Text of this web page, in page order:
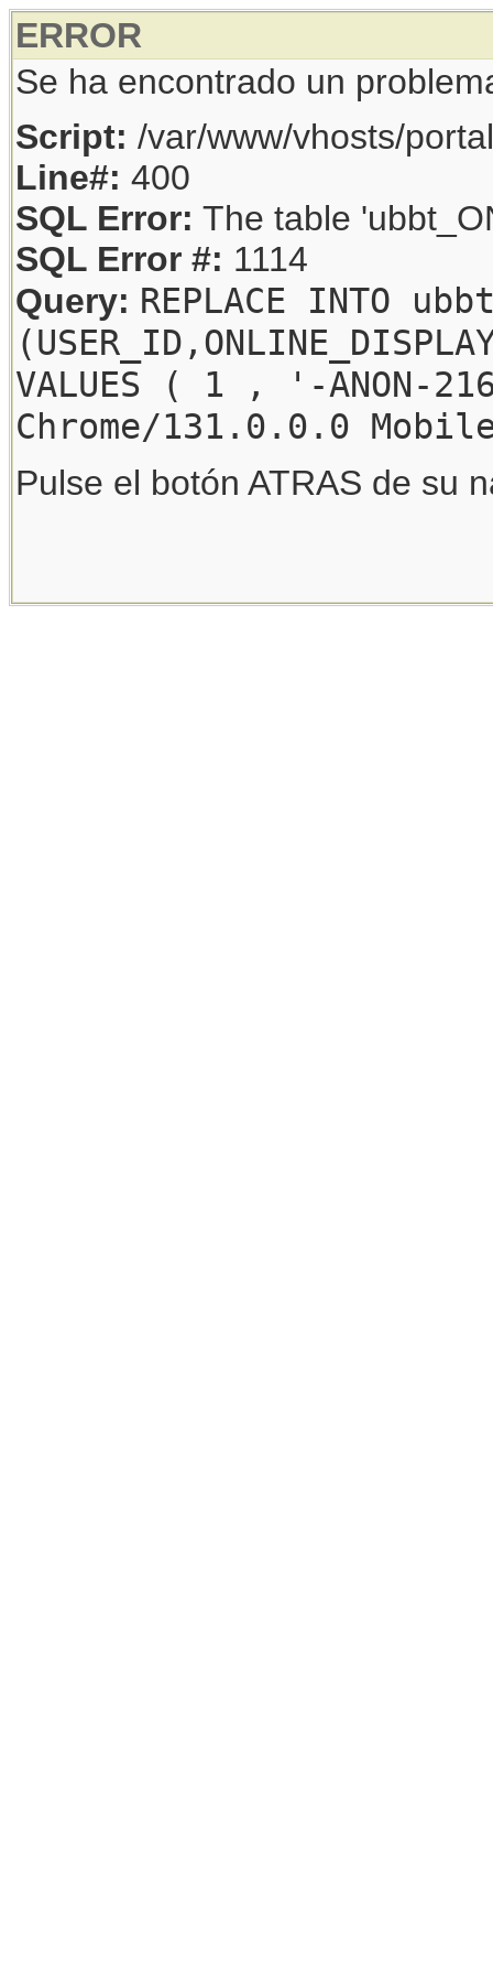
ERROR
Se ha encontrado un
Script: /var/www/vhosts/
Line#: 400
SQL Error: The table
SQL Error #: 1114
Query: REPLACE INTO
VALUES ( 1 , '-
Chrome/131.0.0.0
Pulse el botón ATRAS de su